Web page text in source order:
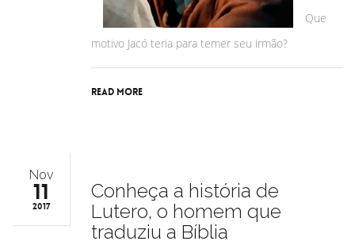
Que
motivo Jacó teria para temer seu irmão?
Read More
Nov
11
2017
Conheça a história de
Lutero, o homem que
traduziu a Bíblia